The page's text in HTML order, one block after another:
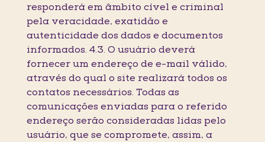
responderá em âmbito cível e criminal
pela veracidade, exatidão e
autenticidade dos dados e documentos
informados. 4.3. O usuário deverá
fornecer um endereço de e-mail válido,
através do qual o site realizará todos os
contatos necessários. Todas as
comunicações enviadas para o referido
endereço serão consideradas lidas pelo
usuário, que se compromete, assim, a